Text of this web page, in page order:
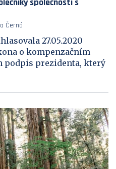
Černá
27.05.2020
o kompenzačním
podpis prezidenta, který